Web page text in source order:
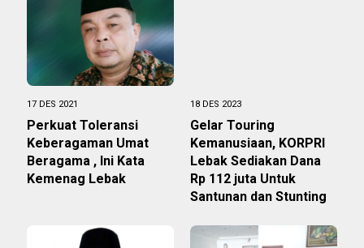
17 DES 2021
Perkuat Toleransi
Keberagaman Umat
Beragama , Ini Kata
Kemenag Lebak
18 DES 2023
Gelar Touring
Kemanusiaan, KORPRI
Lebak Sediakan Dana
Rp 112 juta Untuk
Santunan dan Stunting